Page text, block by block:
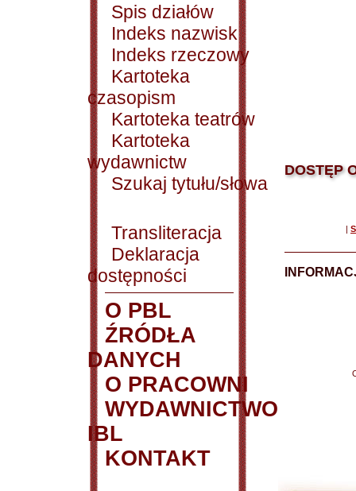
Spis działów
Indeks nazwisk
Indeks rzeczowy
Kartoteka
czasopism
Kartoteka teatrów
Kartoteka
wydawnictw
Szukaj tytułu/słowa
Transliteracja
Deklaracja
dostępności
O PBL
ŹRÓDŁA
DANYCH
O PRACOWNI
WYDAWNICTWO
IBL
KONTAKT
DOSTĘP
|